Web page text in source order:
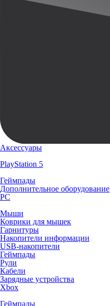
Аксессуары
PlayStation 5
Геймпады
Дополнительное оборудование
PC
Мыши
Коврики для мышек
Гарнитуры
Накопители информации
USB-накопители
Геймпады
Рули
Кабели
Зарядные устройства
Xbox
Геймпады